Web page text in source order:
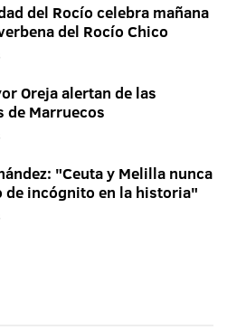
del Rocío celebra mañana
del Rocío Chico
Oreja alertan de las
de Marruecos
"Ceuta y Melilla nunca
de incógnito en la historia"